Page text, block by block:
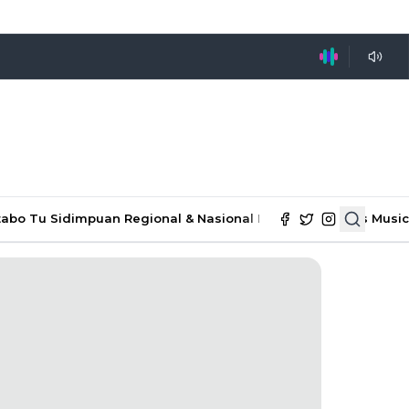
Tu Sidimpuan Regional & Nasional Ekonomi & Bisnis Music